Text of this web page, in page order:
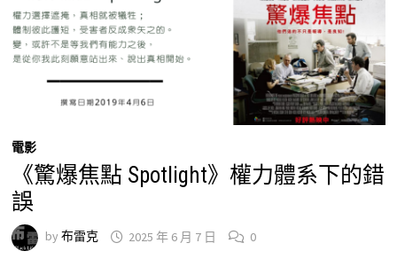
電影
《驚爆焦點 Spotlight》權力體系下的錯
誤
by 布雷克 2025 年 6 月 7 日 0